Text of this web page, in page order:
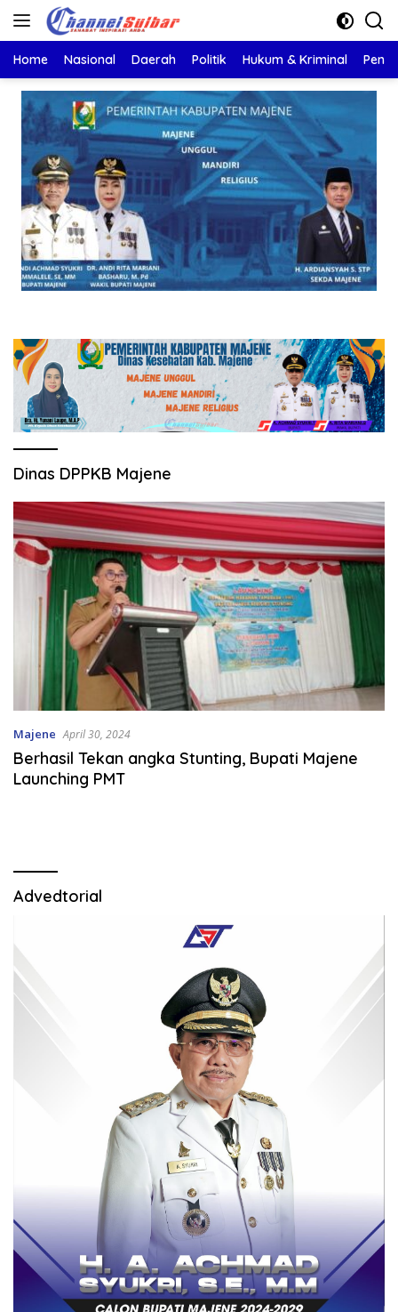
Langsung
Home Nasional Daerah Politik Hukum & Kriminal
Dinas DPPKB Majene
Majene April 30, 2024
Berhasil Tekan angka Stunting, Bupati Majene
Launching PMT
Advedtorial